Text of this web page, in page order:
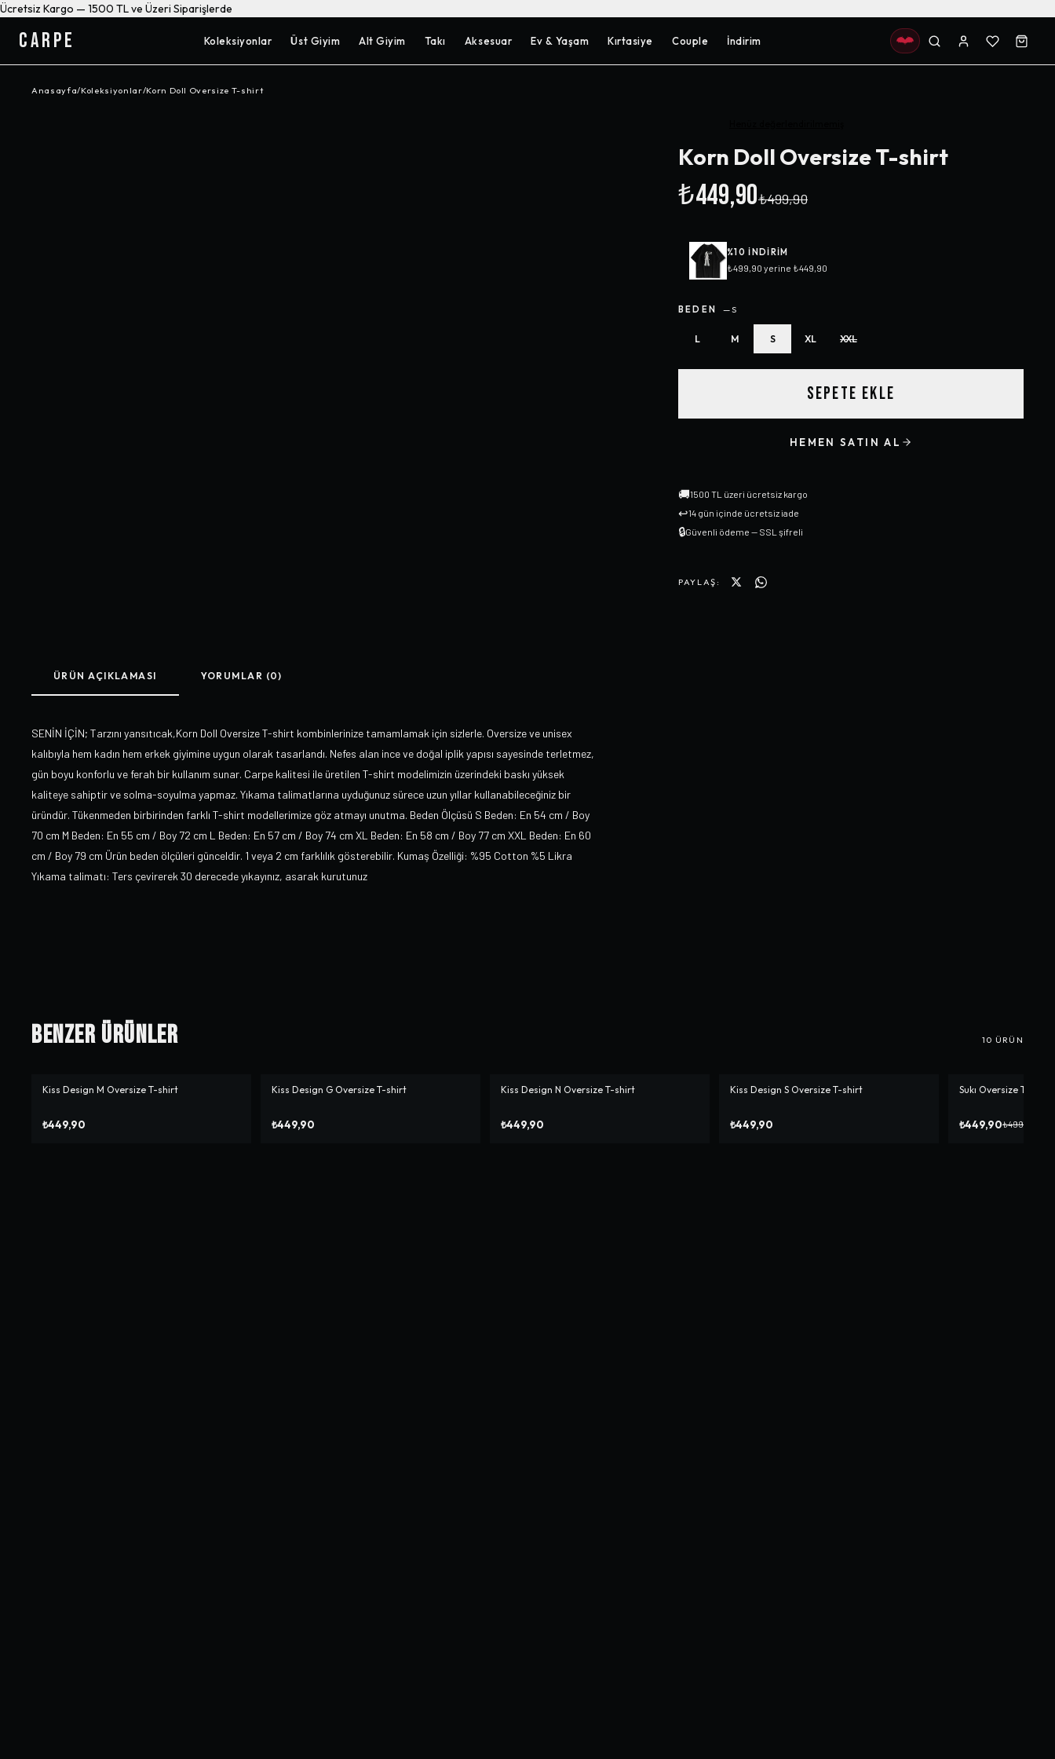
Ücretsiz Kargo — 1500 TL ve Üzeri Siparişlerde
CARPE Koleksiyonlar Üst Giyim Alt Giyim Takı Aksesuar Ev & Yaşam Kırtasiye Couple İndirim
Anasayfa/Koleksiyonlar/Korn Doll Oversize T-shirt
Korn Doll Oversize T-shirt
₺449,90₺499,90
%10 INDIRIM
₺499,90 yerine ₺449,90
BEDEN —S
L M S XL XXL
SEPETE EKLE
HEMEN SATIN AL
🚚1500 TL üzeri ücretsiz kargo
↩14 gün içinde ücretsiz iade
🔒Güvenli ödeme — SSL şifreli
PAYLAŞ:
ÜRÜN AÇIKLAMASI YORUMLAR (0)
SENİN İÇİN; Tarzını yansıtıcak,Korn Doll Oversize T-shirt kombinlerinize tamamlamak için sizlerle. Oversize ve unisex
kalıbıyla hem kadın hem erkek giyimine uygun olarak tasarlandı. Nefes alan ince ve doğal iplik yapısı sayesinde terletmez,
gün boyu konforlu ve ferah bir kullanım sunar. Carpe kalitesi ile üretilen T-shirt modelimizin üzerindeki baskı yüksek
kaliteye sahiptir ve solma-soyulma yapmaz. Yıkama talimatlarına uyduğunuz sürece uzun yıllar kullanabileceğiniz bir
üründür. Tükenmeden birbirinden farklı T-shirt modellerimize göz atmayı unutma. Beden Ölçüsü S Beden: En 54 cm / Boy
70 cm M Beden: En 55 cm / Boy 72 cm L Beden: En 57 cm / Boy 74 cm XL Beden: En 58 cm / Boy 77 cm XXL Beden: En 60
cm / Boy 79 cm Ürün beden ölçüleri günceldir. 1 veya 2 cm farklılık gösterebilir. Kumaş Özelliği: %95 Cotton %5 Likra
Yıkama talimatı: Ters çevirerek 30 derecede yıkayınız, asarak kurutunuz
Benzer Ürünler 10 ÜRÜN
Kiss Design M Oversize T-shirt
₺449,90
Kiss Design G Oversize T-shirt
₺449,90
Kiss Design N Oversize T-shirt
₺449,90
Kiss Design S Oversize T-shirt
₺449,90
-%10
Sukı Oversize T-shirt
₺449,90₺499,90